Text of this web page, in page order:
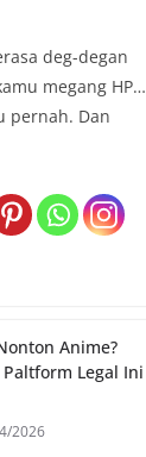
deg-degan
megang HP…
pernah. Dan
Anime?
Paltform Legal Ini
2026